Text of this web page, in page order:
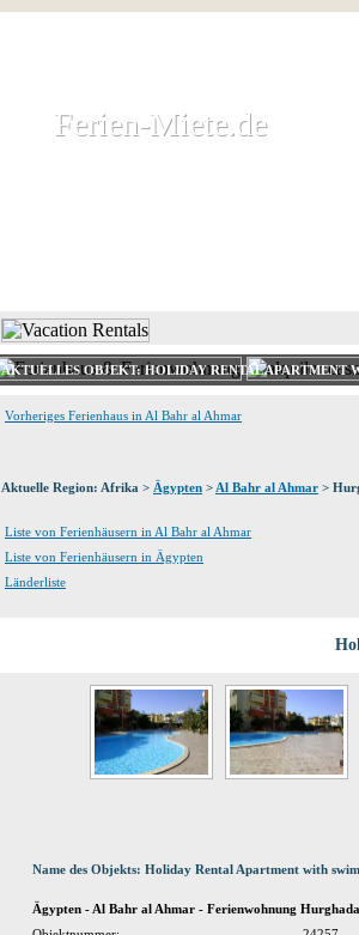
Ferien-Miete.de
Ferien-Miete.de
AKTUELLES OBJEKT: HOLIDAY RENTAL APARTMENT
Vorheriges Ferienhaus in Al Bahr al Ahmar
Aktuelle Region: Afrika > Ägypten > Al Bahr al Ahmar >
Liste von Ferienhäusern in Al Bahr al Ahmar
Liste von Ferienhäusern in Ägypten
Länderliste
Name des Objekts: Holiday Rental Apartment with
Ägypten - Al Bahr al Ahmar - Ferienwohnung Hurghada